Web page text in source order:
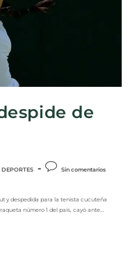
de
DEPORTES Sin comentarios
y despedida para la tenista cucuteña
número 1 del país, cayó ante…